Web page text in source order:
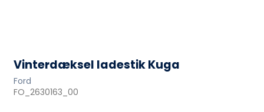
Vinterdæksel ladestik Kuga
Ford
FO_2630163_00